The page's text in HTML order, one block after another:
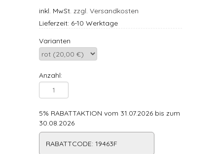
inkl. MwSt. zzgl. Versandkosten
Lieferzeit: 6-10 Werktage
Varianten
Anzahl:
5% RABATTAKTION vom 31.07.2026 bis zum
30.08.2026
RABATTCODE: 19463F